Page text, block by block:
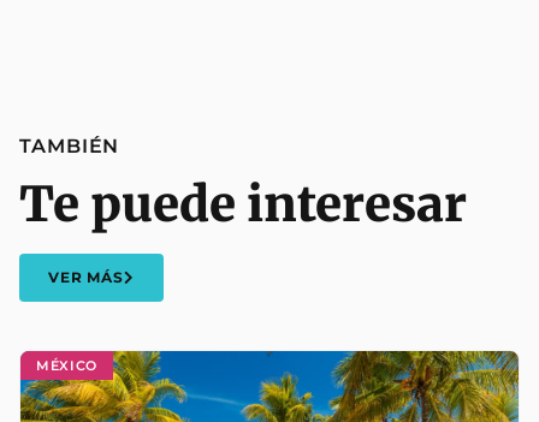
MÉXICO
TAMBIÉN
Te puede interesar
VER MÁS